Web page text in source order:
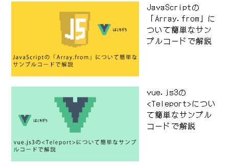
JavaScriptの
「Array.from」に
ついて簡単なサン
プルコードで解説
vue.js3の
<Teleport>につい
て簡単なサンプル
コードで解説